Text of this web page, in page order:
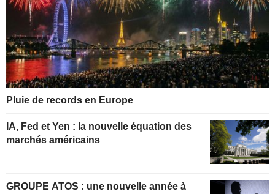
Pluie de records en Europe
IA, Fed et Yen : la nouvelle équation des
marchés américains
GROUPE ATOS : une nouvelle année à